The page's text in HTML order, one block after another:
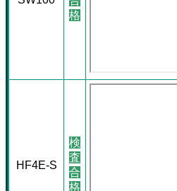
格
HF4E-S
検
査
合
格